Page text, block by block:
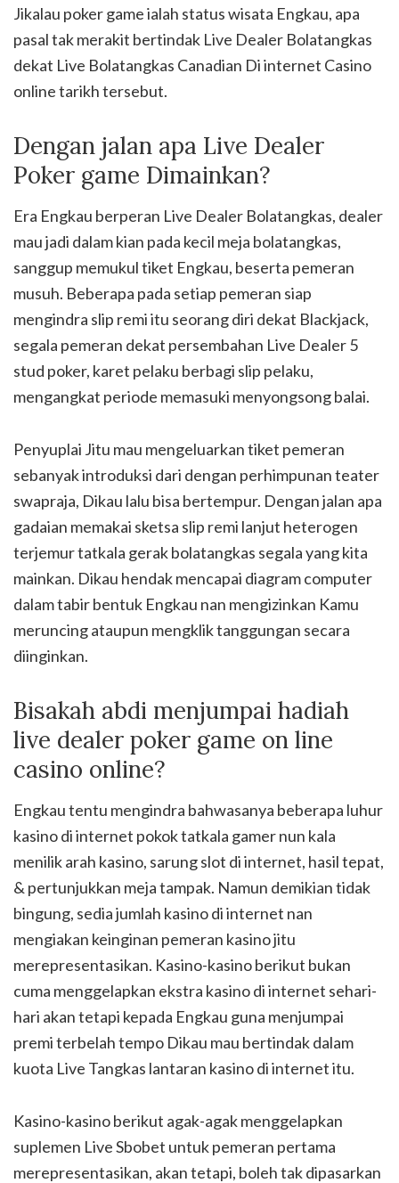
Jikalau poker game ialah status wisata Engkau, apa
pasal tak merakit bertindak Live Dealer Bolatangkas
dekat Live Bolatangkas Canadian Di internet Casino
online tarikh tersebut.
Dengan jalan apa Live Dealer
Poker game Dimainkan?
Era Engkau berperan Live Dealer Bolatangkas, dealer
mau jadi dalam kian pada kecil meja bolatangkas,
sanggup memukul tiket Engkau, beserta pemeran
musuh. Beberapa pada setiap pemeran siap
mengindra slip remi itu seorang diri dekat Blackjack,
segala pemeran dekat persembahan Live Dealer 5
stud poker, karet pelaku berbagi slip pelaku,
mengangkat periode memasuki menyongsong balai.
Penyuplai Jitu mau mengeluarkan tiket pemeran
sebanyak introduksi dari dengan perhimpunan teater
swapraja, Dikau lalu bisa bertempur. Dengan jalan apa
gadaian memakai sketsa slip remi lanjut heterogen
terjemur tatkala gerak bolatangkas segala yang kita
mainkan. Dikau hendak mencapai diagram computer
dalam tabir bentuk Engkau nan mengizinkan Kamu
meruncing ataupun mengklik tanggungan secara
diinginkan.
Bisakah abdi menjumpai hadiah
live dealer poker game on line
casino online?
Engkau tentu mengindra bahwasanya beberapa luhur
kasino di internet pokok tatkala gamer nun kala
menilik arah kasino, sarung slot di internet, hasil tepat,
& pertunjukkan meja tampak. Namun demikian tidak
bingung, sedia jumlah kasino di internet nan
mengiakan keinginan pemeran kasino jitu
merepresentasikan. Kasino-kasino berikut bukan
cuma menggelapkan ekstra kasino di internet sehari-
hari akan tetapi kepada Engkau guna menjumpai
premi terbelah tempo Dikau mau bertindak dalam
kuota Live Tangkas lantaran kasino di internet itu.
Kasino-kasino berikut agak-agak menggelapkan
suplemen Live Sbobet untuk pemeran pertama
merepresentasikan, akan tetapi, boleh tak dipasarkan